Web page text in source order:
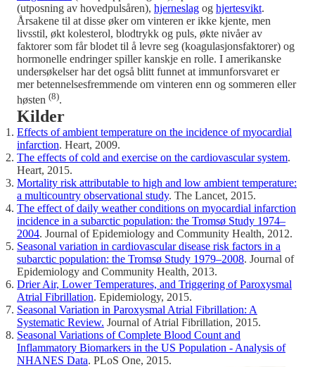
(utposning av hovedpulsåren), hjerneslag og hjertesvikt.
Årsakene til at disse øker om vinteren er ikke kjente, men
livsstil, økt kolesterol, blodtrykk og puls, økte nivåer av
faktorer som får blodet til å levre seg (koagulasjonsfaktorer) og
hormonelle endringer spiller kanskje en rolle. I amerikanske
undersøkelser har det også blitt funnet at immunforsvaret er
mer betennelsesfremmende om vinteren enn og sommeren eller
høsten (8).
Kilder
Effects of ambient temperature on the incidence of myocardial
infarction. Heart, 2009.
The effects of cold and exercise on the cardiovascular system.
Heart, 2015.
Mortality risk attributable to high and low ambient temperature:
a multicountry observational study. The Lancet, 2015.
The effect of daily weather conditions on myocardial infarction
incidence in a subarctic population: the Tromsø Study 1974–
2004. Journal of Epidemiology and Community Health, 2012.
Seasonal variation in cardiovascular disease risk factors in a
subarctic population: the Tromsø Study 1979–2008. Journal of
Epidemiology and Community Health, 2013.
Drier Air, Lower Temperatures, and Triggering of Paroxysmal
Atrial Fibrillation. Epidemiology, 2015.
Seasonal Variation in Paroxysmal Atrial Fibrillation: A
Systematic Review. Journal of Atrial Fibrillation, 2015.
Seasonal Variations of Complete Blood Count and
Inflammatory Biomarkers in the US Population - Analysis of
NHANES Data. PLoS One, 2015.